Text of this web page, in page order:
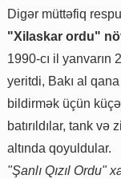
Digər müttəfiq
"Xilaskar ordu"
1990-cı il yanvarın
yeritdi, Bakı al qana
bildirmək üçün
batırıldılar, tank və
altında qoyuldular.
"Şanlı Qızıl Ordu"